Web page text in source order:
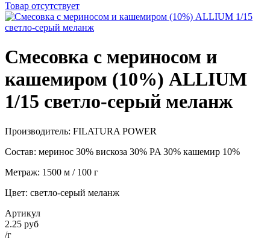
Товар отсутствует
Смесовка с мериносом и
кашемиром (10%) ALLIUM
1/15 светло-серый меланж
Производитель: FILATURA POWER
Состав: меринос 30% вискоза 30% PA 30% кашемир 10%
Метраж: 1500 м / 100 г
Цвет: светло-серый меланж
Артикул
2.25 руб
/г